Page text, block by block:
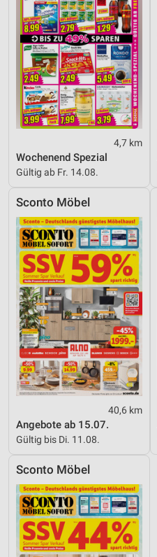
4,7 km
Wochenend Spezial
Gültig ab Fr. 14.08.
Sconto Möbel
40,6 km
Angebote ab 15.07.
Gültig bis Di. 11.08.
Sconto Möbel